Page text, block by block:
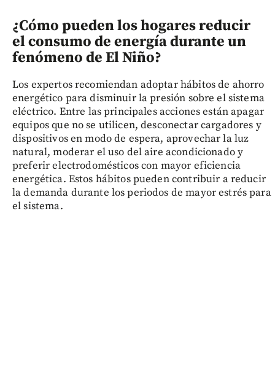
¿Cómo pueden los hogares reducir
el consumo de energía durante un
fenómeno de El Niño?
Los expertos recomiendan adoptar hábitos de ahorro
energético para disminuir la presión sobre el sistema
eléctrico. Entre las principales acciones están apagar
equipos que no se utilicen, desconectar cargadores y
dispositivos en modo de espera, aprovechar la luz
natural, moderar el uso del aire acondicionado y
preferir electrodomésticos con mayor eficiencia
energética. Estos hábitos pueden contribuir a reducir
la demanda durante los periodos de mayor estrés para
el sistema.